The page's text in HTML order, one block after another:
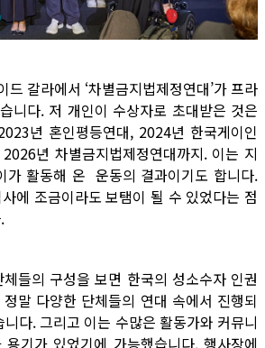
드 갈라에서 ‘차별금지법제정연대’가 프라
니다. 저 개인이 수상자로 초대받은 것은
년 혼인평등연대, 2024년 한국게이인
년 차별금지법제정연대까지. 이는 지
가 활동해 온 운동의 결과이기도 합니다.
에 조금이라도 보탬이 될 수 있었다는 점
들의 구성을 보면 한국의 성소수자 인권
말 다양한 단체들의 연대 속에서 진행되
다. 그리고 이는 수많은 활동가와 커뮤니
기가 있었기에 가능했습니다. 행사장에